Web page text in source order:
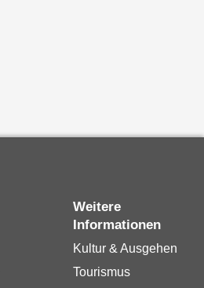
Weitere
Informationen
Kultur & Ausgehen
Tourismus